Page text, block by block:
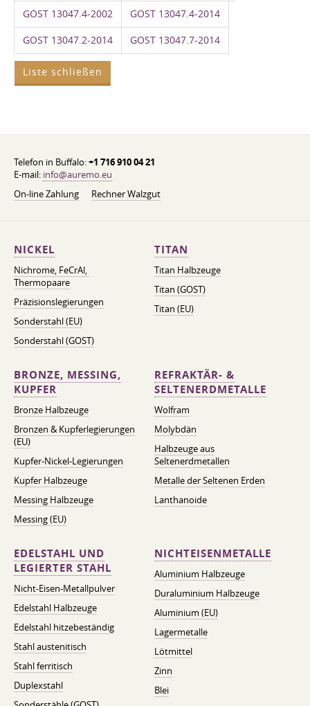
GOST 13047.4-2002 GOST 13047.4-2014
GOST 13047.2-2014 GOST 13047.7-2014
Liste schließen
Telefon in Buffalo:+1 716 910 04 21
E-mail: info@auremo.eu
On-line Zahlung
Rechner Walzgut
NICKEL
Nichrome, FeСrAl, ​​
Thermopaare
Präzisionslegierungen
Sonderstahl (EU)
Sonderstahl (GOST)
TITAN
Titan Halbzeuge
Titan (GOST)
Titan (EU)
BRONZE, MESSING,
KUPFER
Bronze Halbzeuge
Bronzen & Kupferlegierungen
(EU)
Kupfer-Nickel-Legierungen
Kupfer Halbzeuge
Messing Halbzeuge
Messing (EU)
REFRAKTÄR- &
SELTENERDMETALLE
Wolfram
Molybdän
Halbzeuge aus
Seltenerdmetallen
Metalle der Seltenen Erden
Lanthanoide
EDELSTAHL UND
LEGIERTER STAHL
Nicht-Eisen-Metallpulver
Edelstahl Halbzeuge
Edelstahl hitzebeständig
Stahl austenitisch
Stahl ferritisch
Duplexstahl
NICHTEISENMETALLE
Aluminium Halbzeuge
Duraluminium Halbzeuge
Aluminium (EU)
Lagermetalle
Lötmittel
Zinn
Blei